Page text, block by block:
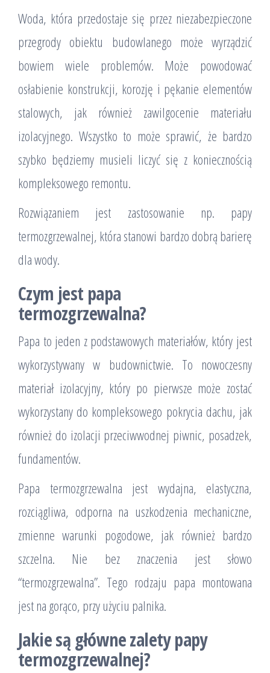
Woda, która przedostaje się przez niezabezpieczone
przegrody obiektu budowlanego może wyrządzić
bowiem wiele problemów. Może powodować
osłabienie konstrukcji, korozję i pękanie elementów
stalowych, jak również zawilgocenie materiału
izolacyjnego. Wszystko to może sprawić, że bardzo
szybko będziemy musieli liczyć się z koniecznością
kompleksowego remontu.
Rozwiązaniem jest zastosowanie np. papy
termozgrzewalnej, która stanowi bardzo dobrą barierę
dla wody.
Czym jest papa
termozgrzewalna?
Papa to jeden z podstawowych materiałów, który jest
wykorzystywany w budownictwie. To nowoczesny
materiał izolacyjny, który po pierwsze może zostać
wykorzystany do kompleksowego pokrycia dachu, jak
również do izolacji przeciwwodnej piwnic, posadzek,
fundamentów.
Papa termozgrzewalna jest wydajna, elastyczna,
rozciągliwa, odporna na uszkodzenia mechaniczne,
zmienne warunki pogodowe, jak również bardzo
szczelna. Nie bez znaczenia jest słowo
“termozgrzewalna”. Tego rodzaju papa montowana
jest na gorąco, przy użyciu palnika.
Jakie są główne zalety papy
termozgrzewalnej?